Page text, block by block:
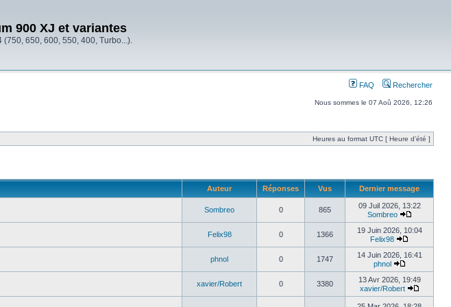
900 XJ et variantes
(750, 650, 600, 550, 400, Turbo...).
FAQ Rechercher
Nous sommes le 07 Aoû 2026, 12:26
Heures au format UTC [ Heure d’été ]
Auteur Réponses Vus Dernier message
Sombreo 0 865
09 Juil 2026, 13:22
Sombreo
Felix98 0 1366
19 Juin 2026, 10:04
Felix98
phnol 0 1747
14 Juin 2026, 16:41
phnol
xavier/Robert 0 3380
13 Avr 2026, 19:49
xavier/Robert